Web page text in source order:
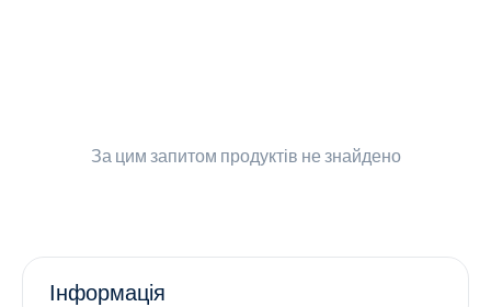
Всі продукти
За цим запитом продуктів не знайдено
Інформація